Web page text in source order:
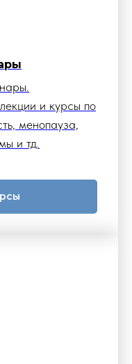
и курсы по
менопауза,
и тд.